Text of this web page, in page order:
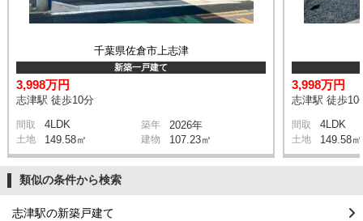
千葉県佐倉市上志津
新築一戸建て
3,998万円
志津駅 徒歩10分
間取 4LDK 築年 2026年
土地 149.58㎡ 建物 107.23㎡
3,998万円
志津駅 徒歩10
間取 4LDK
土地 149.58㎡
類似の条件から検索
志津駅の新築戸建て